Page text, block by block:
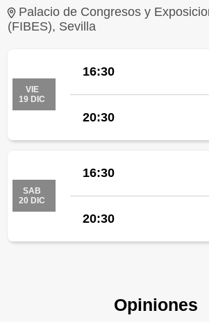
Palacio de Congresos y
(FIBES), Sevilla
VIE
19 DIC
16:30
20:30
SAB
20 DIC
16:30
20:30
Opiniones